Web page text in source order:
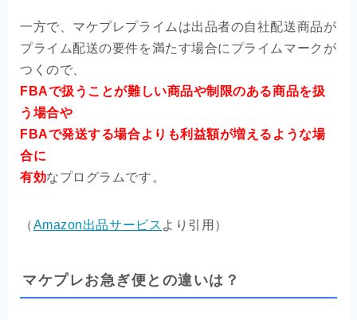
一方で、マケプレプライムは出品者の自社配送商品が
プライム配送の要件を満たす場合にプライムマークが
つくので、
FBAで扱うことが難しい商品や制限のある商品を扱
う場合や
FBAで発送する場合よりも利益額が増えるような場
合に
有効なプログラムです。
（Amazon出品サービス より引用）
マケプレお急ぎ便との違いは？